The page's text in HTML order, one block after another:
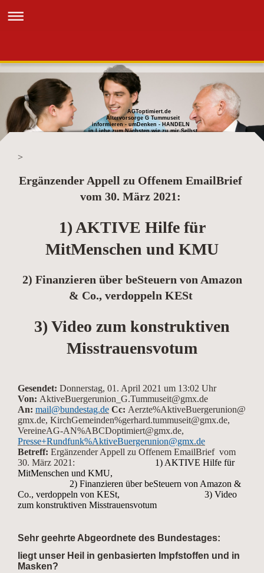
AGToptimiert.de
Altervorsorge G Tummuseit
informieren - umDenken - HANDELN
in Liebe zum Nächsten wie zu mir Selbst
>
Ergänzender Appell zu Offenem EmailBrief
vom 30. März 2021:
1) AKTIVE Hilfe für
MitMenschen und KMU
2) Finanzieren über beSteuern von Amazon
& Co., verdoppeln KESt
3) Video zum konstruktiven
Misstrauensvotum
Gesendet: Donnerstag, 01. April 2021 um 13:02 Uhr
Von: AktiveBuergerunion_G.Tummuseit@gmx.de
An: mail@bundestag.de Cc: Aerzte%AktiveBuergerunion@
gmx.de, KirchGemeinden%gerhard.tummuseit@gmx.de,
VereineAG-AN%ABCDoptimiert@gmx.de,
Presse+Rundfunk%AktiveBuergerunion@gmx.de
Betreff: Ergänzender Appell zu Offenem EmailBrief vom
30. März 2021: 1) AKTIVE Hilfe für
MitMenschen und KMU,
2) Finanzieren über beSteuern von Amazon &
Co., verdoppeln von KESt, 3) Video
zum konstruktiven Misstrauensvotum
Sehr geehrte Abgeordnete des Bundestages:
liegt unser Heil in genbasierten Impfstoffen und in
Masken?